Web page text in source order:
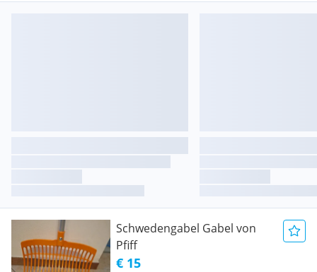
Schwedengabel Gabel von
Pfiff
€ 15